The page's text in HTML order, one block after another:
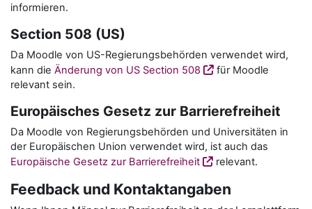
informieren.
Section 508 (US)
Da Moodle von US-Regierungsbehörden verwendet wird,
kann die Änderung von US Section 508
für Moodle
relevant sein.
Europäisches Gesetz zur Barrierefreiheit
Da Moodle von Regierungsbehörden und Universitäten in
der Europäischen Union verwendet wird, ist auch das
Europäische Gesetz zur Barrierefreiheit
relevant.
Feedback und Kontaktangaben